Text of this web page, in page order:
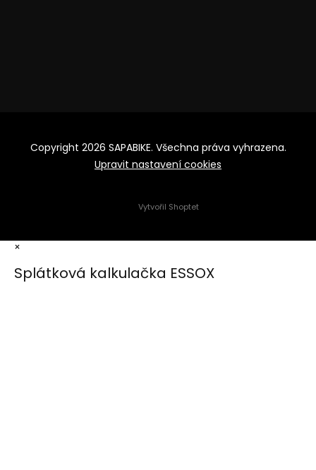
Vytvořil Shoptet
Copyright 2026 SAPABIKE. Všechna práva vyhrazena.
Upravit nastavení cookies
×
Splátková kalkulačka ESSOX